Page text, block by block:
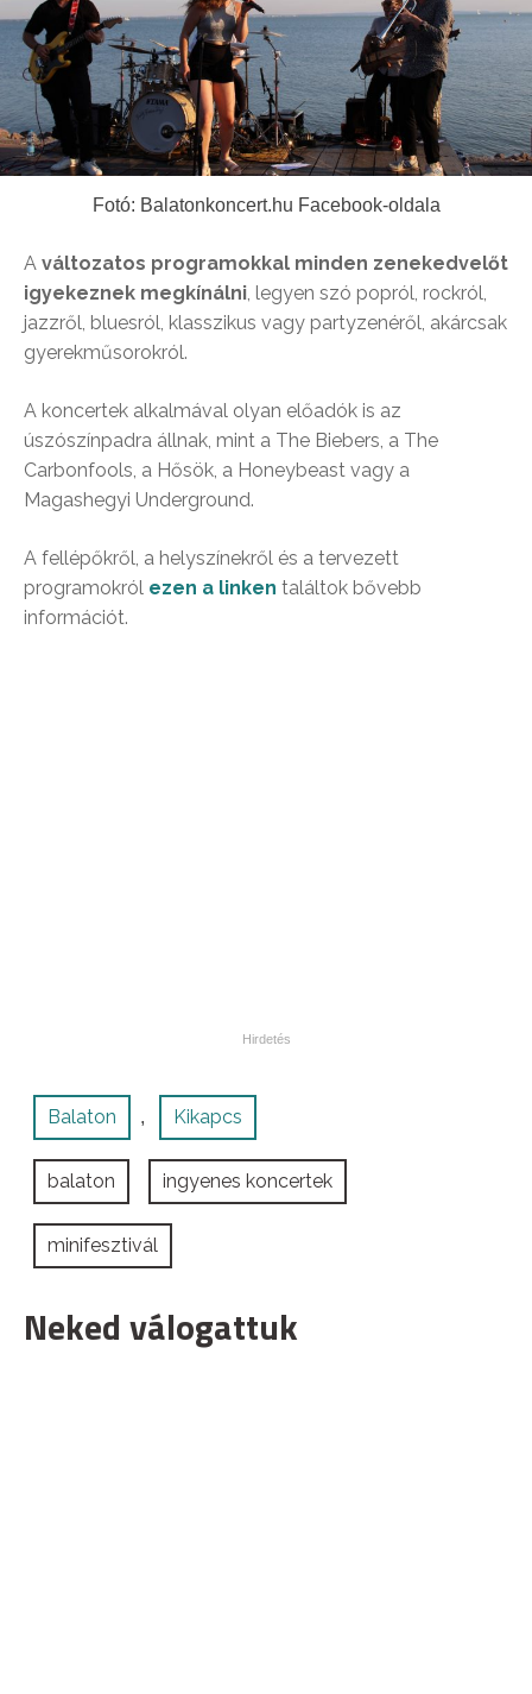
Fotó: Balatonkoncert.hu Facebook-oldala
A változatos programokkal minden zenekedvelőt
igyekeznek megkínálni, legyen szó popról, rockról,
jazzről, bluesról, klasszikus vagy partyzenéről, akárcsak
gyerekműsorokról.
A koncertek alkalmával olyan előadók is az
úszószínpadra állnak, mint a The Biebers, a The
Carbonfools, a Hősök, a Honeybeast vagy a
Magashegyi Underground.
A fellépőkről, a helyszínekről és a tervezett
programokról ezen a linken találtok bővebb
információt.
Balaton , Kikapcs
balaton ingyenes koncertek
minifesztivál
Neked válogattuk